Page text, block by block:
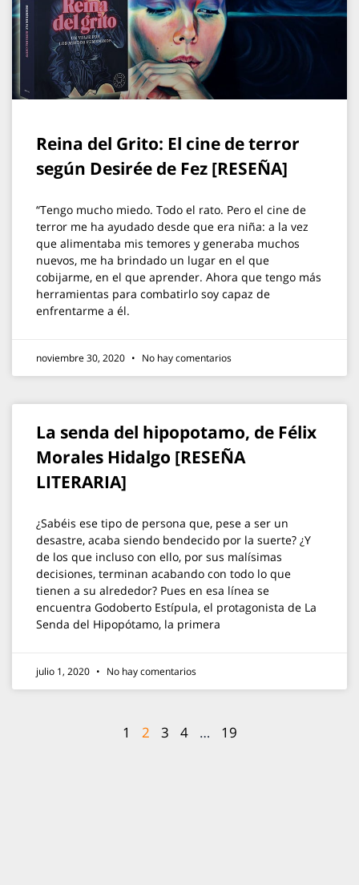
Reina del Grito: El cine de terror
según Desirée de Fez [RESEÑA]
“Tengo mucho miedo. Todo el rato. Pero el cine de
terror me ha ayudado desde que era niña: a la vez
que alimentaba mis temores y generaba muchos
nuevos, me ha brindado un lugar en el que
cobijarme, en el que aprender. Ahora que tengo más
herramientas para combatirlo soy capaz de
enfrentarme a él.
noviembre 30, 2020 No hay comentarios
La senda del hipopotamo, de Félix
Morales Hidalgo [RESEÑA
LITERARIA]
¿Sabéis ese tipo de persona que, pese a ser un
desastre, acaba siendo bendecido por la suerte? ¿Y
de los que incluso con ello, por sus malísimas
decisiones, terminan acabando con todo lo que
tienen a su alrededor? Pues en esa línea se
encuentra Godoberto Estípula, el protagonista de La
Senda del Hipopótamo, la primera
julio 1, 2020 No hay comentarios
1 2 3 4 … 19